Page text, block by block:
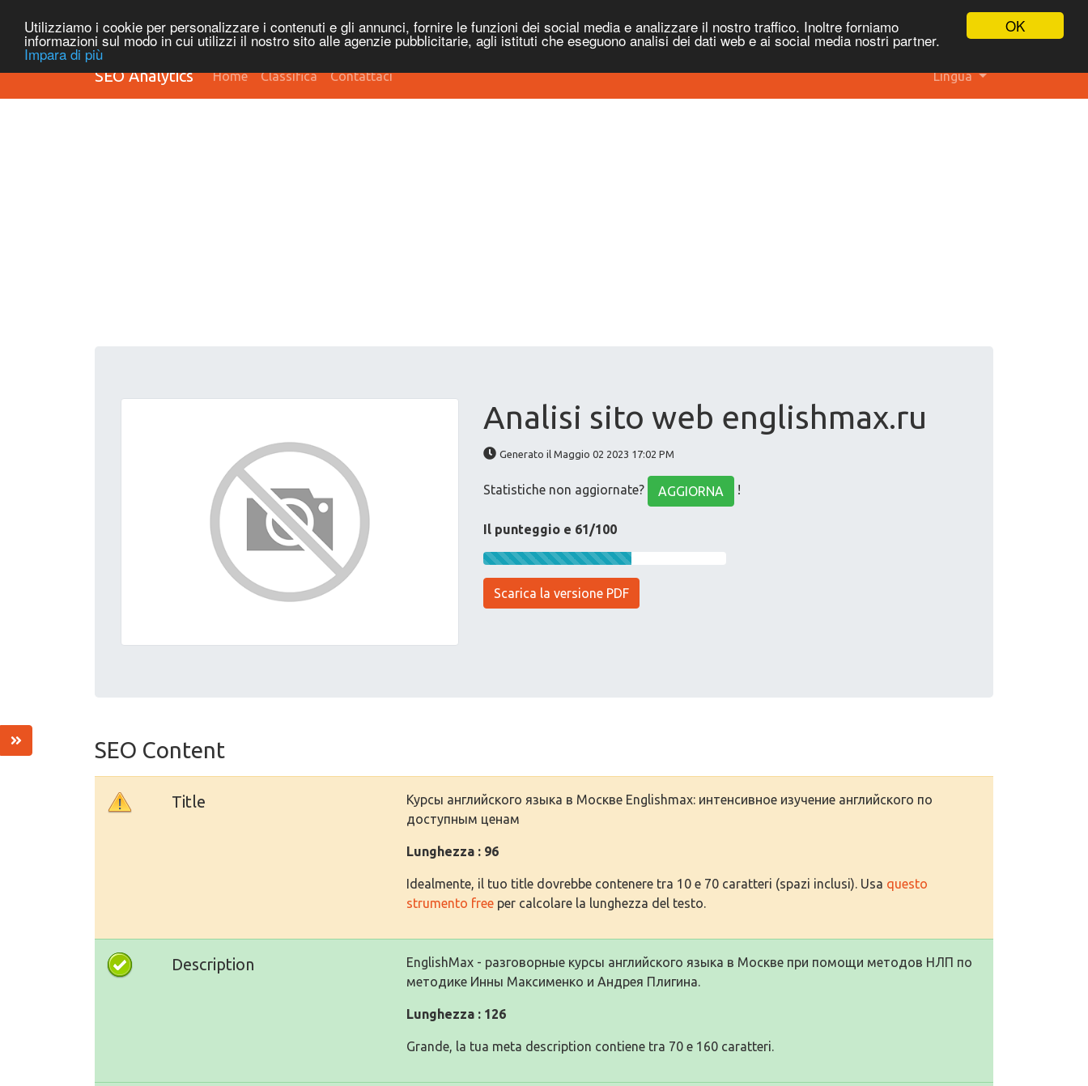
OK
Utilizziamo i cookie per personalizzare i contenuti e gli annunci, fornire le funzioni dei social media e analizzare il nostro traffico. Inoltre forniamo
informazioni sul modo in cui utilizzi il nostro sito alle agenzie pubblicitarie, agli istituti che eseguono analisi dei dati web e ai social media nostri partner.
Impara di più
SEO Analytics Home Classifica Contattaci Lingua
Analisi sito web englishmax.ru
Generato il Maggio 02 2023 17:02 PM
Statistiche non aggiornate? AGGIORNA !
Il punteggio e 61/100
Scarica la versione PDF
SEO Content
Title
Курсы английского языка в Москве Englishmax: интенсивное изучение английского по
доступным ценам
Lunghezza : 96
Idealmente, il tuo title dovrebbe contenere tra 10 e 70 caratteri (spazi inclusi). Usa questo
strumento free per calcolare la lunghezza del testo.
Description
EnglishMax - разговорные курсы английского языка в Москве при помощи методов НЛП по
методике Инны Максименко и Андрея Плигина.
Lunghezza : 126
Grande, la tua meta description contiene tra 70 e 160 caratteri.